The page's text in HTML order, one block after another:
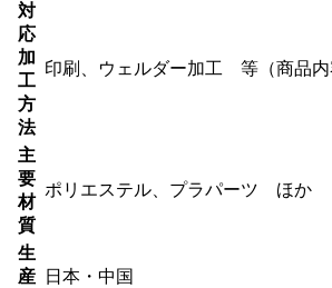
対
応
加
工
方
法
印刷、ウェルダー加工 等（商品内
主
要
材
質
ポリエステル、プラパーツ ほか
生
産
日本・中国